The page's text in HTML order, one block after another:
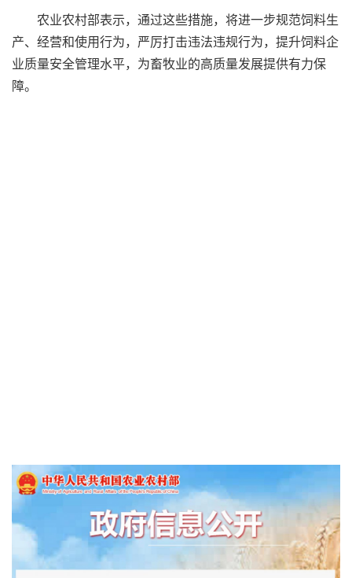
农业农村部表示，通过这些措施，将进一步规范饲料生
产、经营和使用行为，严厉打击违法违规行为，提升饲料企
业质量安全管理水平，为畜牧业的高质量发展提供有力保
障。